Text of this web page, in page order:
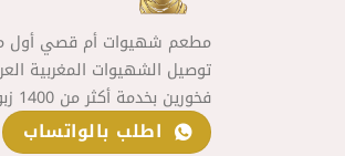
مطعم شهيوات أم قصي أول
توصيل الشهيوات المغربية
فخورين بخدمة أكثر من 1400 زبون في مدينة طنجة
اطلب بالواتساب